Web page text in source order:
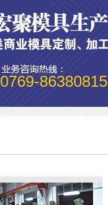
0769-86380815